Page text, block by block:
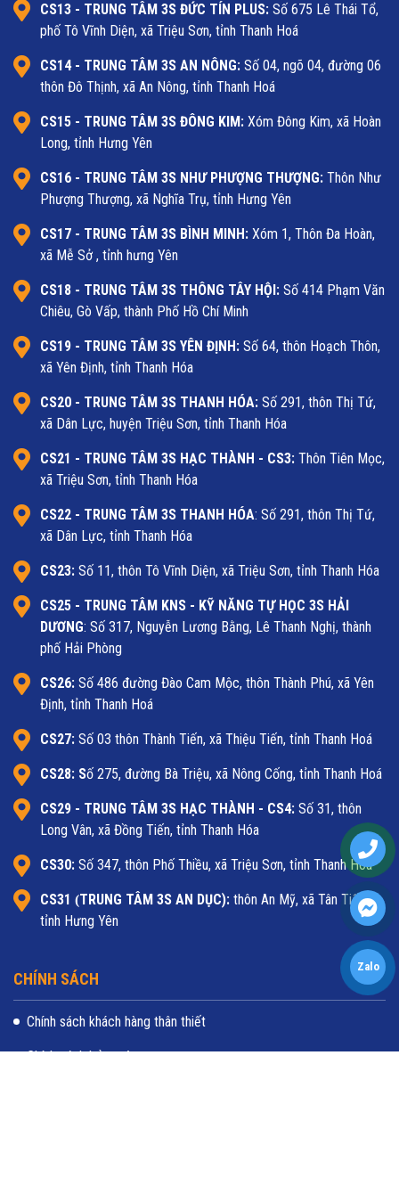
CS13 - TRUNG TÂM 3S ĐỨC TÍN PLUS: Số 675 Lê Thái Tổ,
phố Tô Vĩnh Diện, xã Triệu Sơn, tỉnh Thanh Hoá
CS14 - TRUNG TÂM 3S AN NÔNG: Số 04, ngõ 04, đường 06
thôn Đô Thịnh, xã An Nông, tỉnh Thanh Hoá
CS15 - TRUNG TÂM 3S ĐÔNG KIM: Xóm Đông Kim, xã Hoàn
Long, tỉnh Hưng Yên
CS16 - TRUNG TÂM 3S NHƯ PHƯỢNG THƯỢNG: Thôn Như
Phượng Thượng, xã Nghĩa Trụ, tỉnh Hưng Yên
CS17 - TRUNG TÂM 3S BÌNH MINH: Xóm 1, Thôn Đa Hoàn,
xã Mễ Sở , tỉnh hưng Yên
CS18 - TRUNG TÂM 3S THÔNG TÂY HỘI: Số 414 Phạm Văn
Chiêu, Gò Vấp, thành Phố Hồ Chí Minh
CS19 - TRUNG TÂM 3S YÊN ĐỊNH: Số 64, thôn Hoạch Thôn,
xã Yên Định, tỉnh Thanh Hóa
CS20 - TRUNG TÂM 3S THANH HÓA: Số 291, thôn Thị Tứ,
xã Dân Lực, huyện Triệu Sơn, tỉnh Thanh Hóa
CS21 - TRUNG TÂM 3S HẠC THÀNH - CS3: Thôn Tiên Mọc,
xã Triệu Sơn, tỉnh Thanh Hóa
CS22 - TRUNG TÂM 3S THANH HÓA: Số 291, thôn Thị Tứ,
xã Dân Lực, tỉnh Thanh Hóa
CS23: Số 11, thôn Tô Vĩnh Diện, xã Triệu Sơn, tỉnh Thanh Hóa
CS25 - TRUNG TÂM KNS - KỸ NĂNG TỰ HỌC 3S HẢI
DƯƠNG: Số 317, Nguyễn Lương Bằng, Lê Thanh Nghị, thành
phố Hải Phòng
CS26: Số 486 đường Đào Cam Mộc, thôn Thành Phú, xã Yên
Định, tỉnh Thanh Hoá
CS27: Số 03 thôn Thành Tiến, xã Thiệu Tiến, tỉnh Thanh Hoá
CS28: Số 275, đường Bà Triệu, xã Nông Cống, tỉnh Thanh Hoá
CS29 - TRUNG TÂM 3S HẠC THÀNH - CS4: Số 31, thôn
Long Vân, xã Đồng Tiến, tỉnh Thanh Hóa
CS30: Số 347, thôn Phố Thiều, xã Triệu Sơn, tỉnh Thanh Hóa
CS31 (TRUNG TÂM 3S AN DỤC): thôn An Mỹ, xã Tân Tiến,
tỉnh Hưng Yên
CHÍNH SÁCH
Chính sách khách hàng thân thiết
Chính sách bảo mật
Zalo